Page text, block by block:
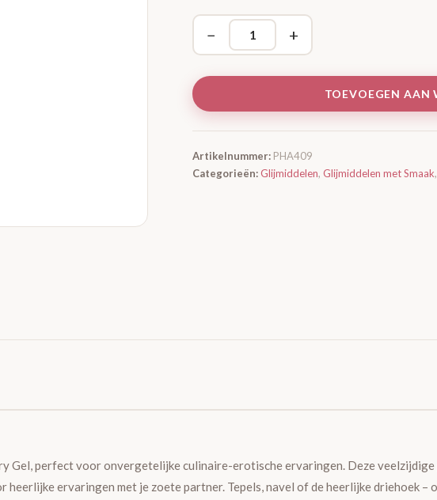
− +
TOEVOEGEN AAN
Artikelnummer: PHA409
Categorieën:Glijmiddelen, Glijmiddelen met Smaak,
Gel, perfect voor onvergetelijke culinaire-erotische ervaringen. Deze
ervaringen met je zoete partner. Tepels, navel of de heerlijke driehoek –